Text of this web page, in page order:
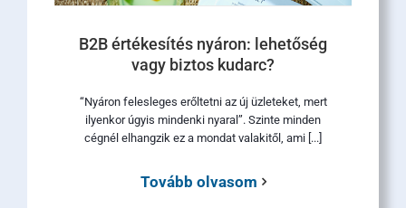
B2B értékesítés nyáron: lehetőség
vagy biztos kudarc?
“Nyáron felesleges erőltetni az új üzleteket, mert
ilyenkor úgyis mindenki nyaral”. Szinte minden
cégnél elhangzik ez a mondat valakitől, ami [...]
Tovább olvasom